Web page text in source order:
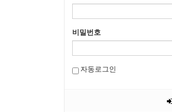
비밀번호
자동로그인